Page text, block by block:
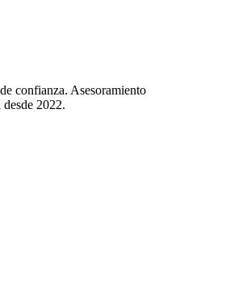
confianza. Asesoramiento
2022.